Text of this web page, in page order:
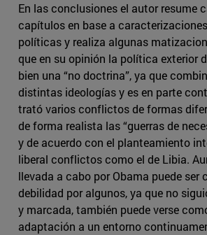
En las conclusiones el autor resume
capítulos en base a
políticas y realiza algunas
que en su opinión la política exterior
bien una “no doctrina”, ya que
distintas ideologías y es en parte
trató varios conflictos de formas
de forma realista las “guerras de
y de acuerdo con el planteamiento
liberal conflictos como el de Libia.
llevada a cabo por Obama puede ser
debilidad por algunos, ya que no
y marcada, también puede verse
adaptación a un entorno